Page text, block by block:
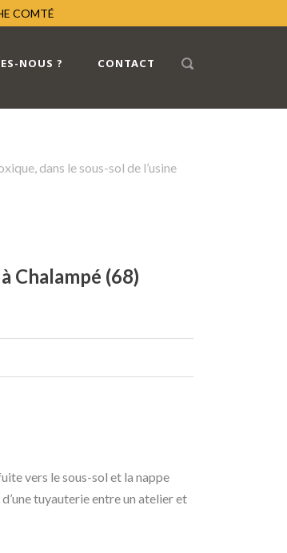
COMTÉ
NOUS ? CONTACT
dans le sous-sol de l’usine
Chalampé (68)
vers le sous-sol et la nappe
tuyauterie entre un atelier et